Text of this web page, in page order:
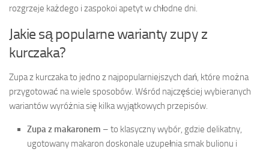
rozgrzeje każdego i zaspokoi apetyt w chłodne dni.
Jakie są popularne warianty zupy z
kurczaka?
Zupa z kurczaka to jedno z najpopularniejszych dań, które można
przygotować na wiele sposobów. Wśród najczęściej wybieranych
wariantów wyróżnia się kilka wyjątkowych przepisów.
Zupa z makaronem – to klasyczny wybór, gdzie delikatny,
ugotowany makaron doskonale uzupełnia smak bulionu i